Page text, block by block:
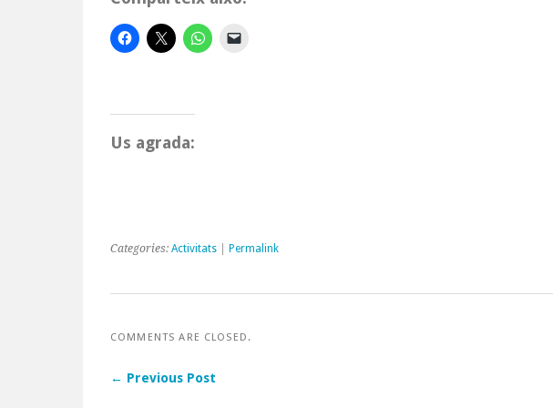
Us agrada:
Categories: Activitats Permalink
COMMENTS ARE CLOSED.
← Previous Post